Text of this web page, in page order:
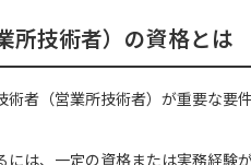
所技術者）の資格とは
者（営業所技術者）が重要な要件
は、一定の資格または実務経験が